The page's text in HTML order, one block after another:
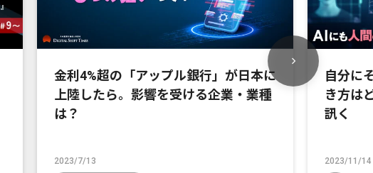
金利4%超の「アップル銀行」が日本に
上陸したら。影響を受ける企業・業種
は？
2023/7/13
自分に
き方は
訊く
2023/11/14